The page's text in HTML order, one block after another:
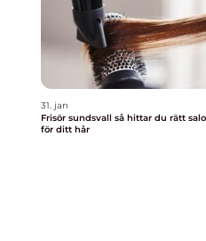
31. jan
Frisör sundsvall så hittar du rätt salong
för ditt hår